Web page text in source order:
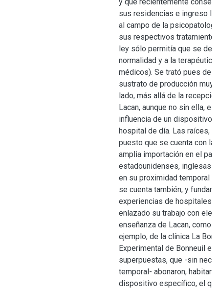
sus residencias e ingreso
al campo de la
sus respectivos
ley sólo permitía que se
normalidad y a la
médicos). Se trató pues de
sustrato de producción muy
lado, más allá de la
Lacan, aunque no sin ella,
influencia de un dispositivo
hospital de día. Las raíces,
puesto que se cuenta con la
amplia importación en el
estadounidenses, inglesas y
en su proximidad temporal y
se cuenta también, y
experiencias de hospitales
enlazado su trabajo con
enseñanza de Lacan, como
ejemplo, de la clínica La
Experimental de Bonneuil en
superpuestas, que -sin
temporal- abonaron,
dispositivo específico, el